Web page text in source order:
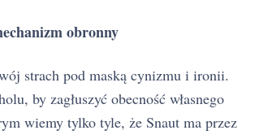
obronny
strach pod maską cynizmu i ironii.
by zagłuszyć obecność własnego
wiemy tylko tyle, że Snaut ma przez